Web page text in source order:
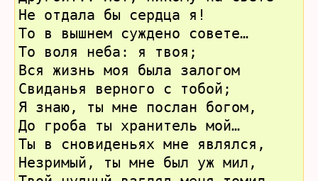
Не отдала бы сердца я!
То в вышнем суждено совете…
То воля неба: я твоя;
Вся жизнь моя была залогом
Свиданья верного с тобой;
Я знаю, ты мне послан богом,
До гроба ты хранитель мой…
Ты в сновиденьях мне являлся,
Незримый, ты мне был уж мил,